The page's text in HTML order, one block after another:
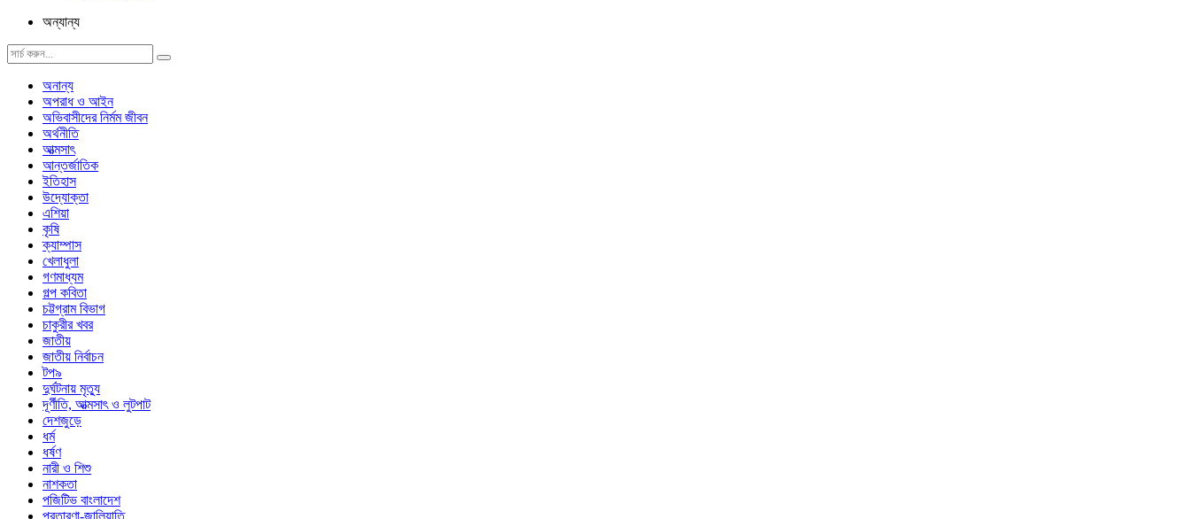
অন্যান্য
অনান্য
অপরাধ ও আইন
অভিবাসীদের নির্মম জীবন
অর্থনীতি
আত্মসাৎ
আন্তর্জাতিক
ইতিহাস
উদ্যোক্তা
এশিয়া
কৃষি
ক্যাম্পাস
খেলাধুলা
গণমাধ্যম
গল্প ক‌বিতা
চট্টগ্রাম বিভাগ
চাকুরীর খবর
জাতীয়
জাতীয় নির্বাচন
টপ৯
দুর্ঘটনায় মৃত্যু
দূর্ণীতি, আত্মসাৎ ও লুটপাট
দেশজুড়ে
ধর্ম
ধর্ষণ
নারী ও শিশু
নাশকতা
পজিটিভ বাংলাদেশ
প্রতারণা-জালিয়াতি